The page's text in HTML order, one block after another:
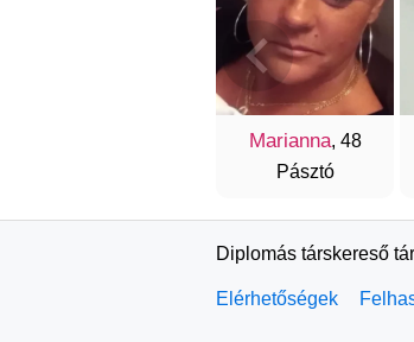
Marianna, 48
Pásztó
Diplomás társkereső
Elérhetőségek